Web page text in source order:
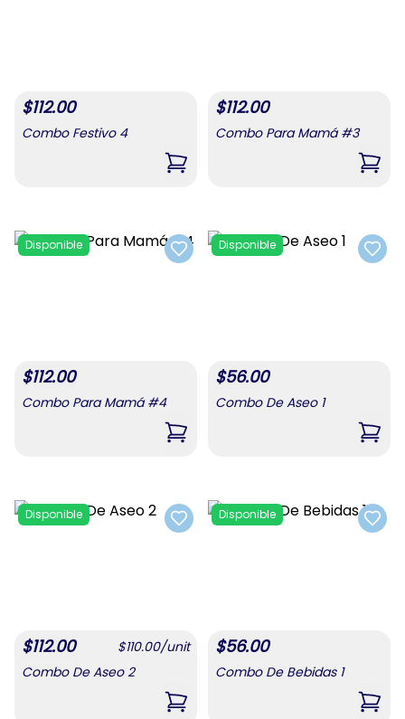
$112.00
Combo Festivo 4
,Combo Festivo 4
$112.00
Combo Para Mamá #3
,
Add to favorites
Disponible
$112.00
Combo Para Mamá #4
,Combo Para Mamá #4
Add
Disponible
$56.00
Combo De Aseo 1
,
Add to favorites
Disponible
$112.00 $110.00/unit
Combo De Aseo 2
,Combo De Aseo 2
Add
Disponible
$56.00
Combo De Bebidas 1
,